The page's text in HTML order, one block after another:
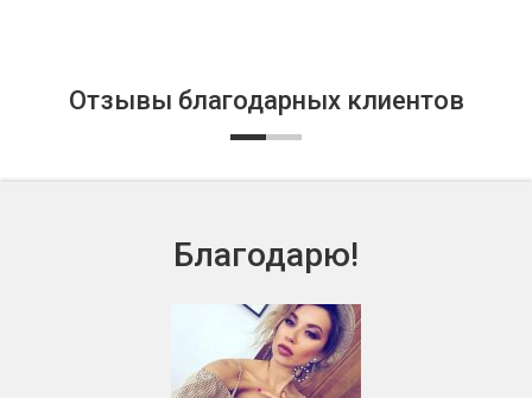
Отзывы благодарных клиентов
Благодарю!